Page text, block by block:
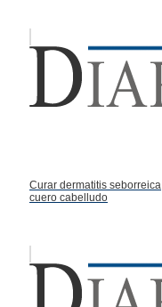
Curar dermatitis seborreica
cuero cabelludo